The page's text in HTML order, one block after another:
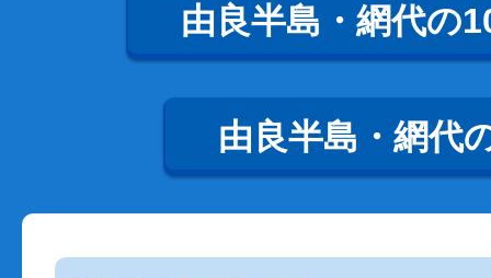
由良半島・網代の
由良半島・網代